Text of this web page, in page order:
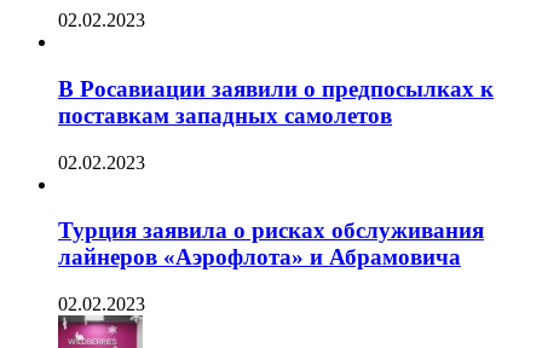
02.02.2023
В Росавиации заявили о предпосылках к
поставкам западных самолетов
02.02.2023
Турция заявила о рисках обслуживания
лайнеров «Аэрофлота» и Абрамовича
02.02.2023